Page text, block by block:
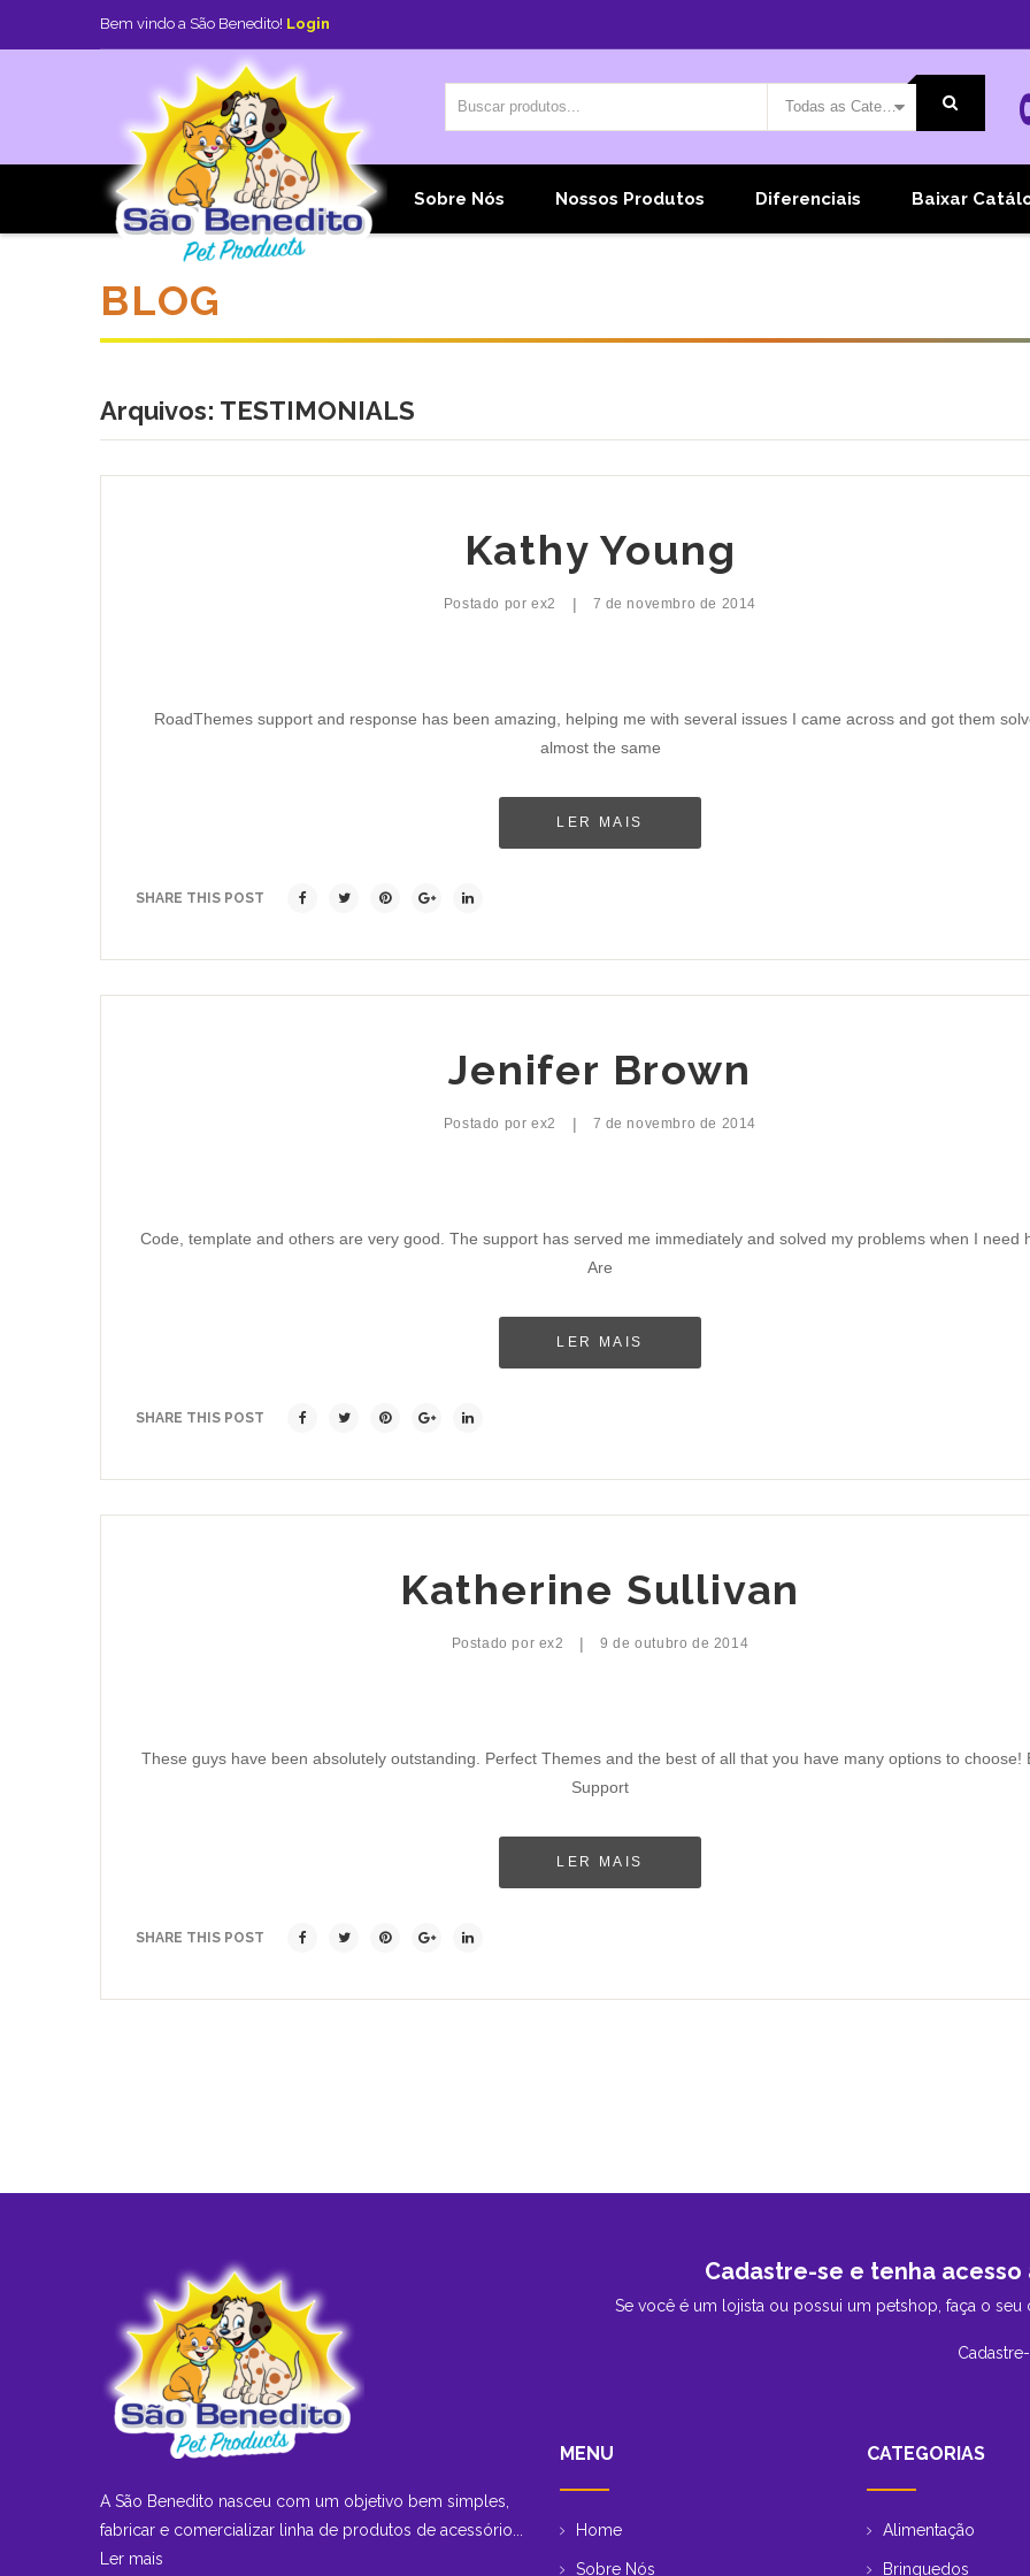
Bem vindo a São Benedito! Login
Todas as Categorias
Home Sobre Nós Nossos Produtos Diferenciais Baixar
BLOG
Arquivos: TESTIMONIALS
Kathy Young
Postado porex2 | 7 de novembro de 2014
RoadThemes support and response has been amazing, helping me with several issues I came across and got them
almost the same
LER MAIS
SHARE THIS POST
Jenifer Brown
Postado porex2 | 7 de novembro de 2014
Code, template and others are very good. The support has served me immediately and solved my problems when I need
Are
LER MAIS
SHARE THIS POST
Katherine Sullivan
Postado por ex2 | 9 de outubro de 2014
These guys have been absolutely outstanding. Perfect Themes and the best of all that you have many options to choose!
Support
LER MAIS
SHARE THIS POST
A São Benedito nasceu com um objetivo bem simples,
fabricar e comercializar linha de produtos de acessório...
Ler mais
Cadastre-se e tenha
Se você é um lojista ou possui um petshop, faça o
MENU
Home
Sobre Nós
CATEGORIAS
Alimentação
Brinquedos